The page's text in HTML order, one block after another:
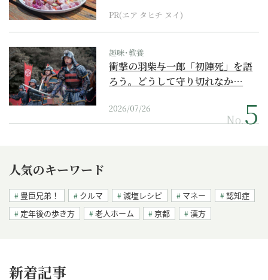
PR(エア タヒチ ヌイ)
趣味･教養
衝撃の羽柴与一郎「初陣死」を語
ろう。どうして守り切れなか…
2026/07/26
No.
人気のキーワード
豊臣兄弟！ クルマ 減塩レシピ マネー
認知症
定年後の歩き方
老人ホーム 京都 漢方
新着記事